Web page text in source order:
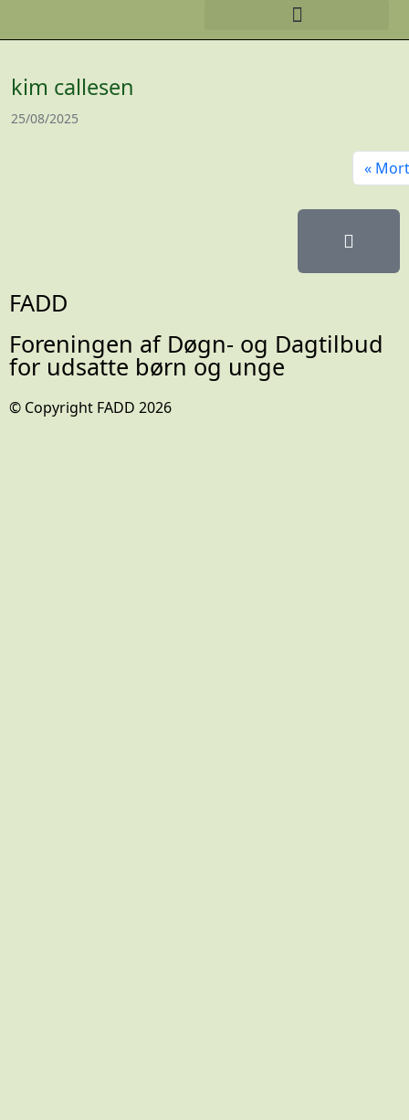
kim callesen
25/08/2025
FADD
Foreningen af Døgn- og Dagtilbud
for udsatte børn og unge
© Copyright FADD 2026